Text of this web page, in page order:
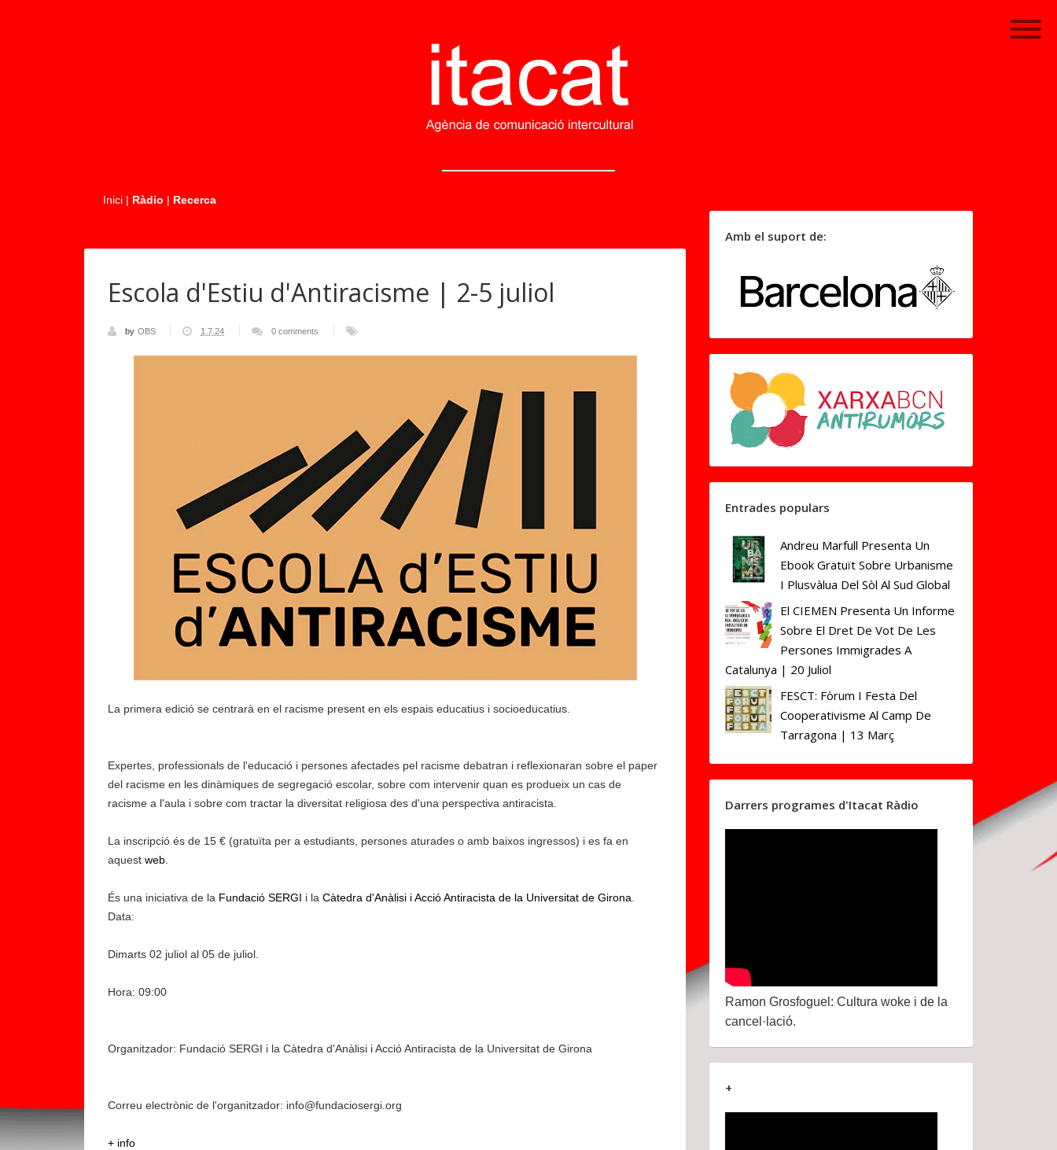
Inici | Ràdio | Recerca
Escola d'Estiu d'Antiracisme | 2-5 juliol
by OBS 1.7.24 0 comments
La primera edició se centrarà en el racisme present en els espais educatius i socioeducatius.
Expertes, professionals de l'educació i persones afectades pel racisme debatran i reflexionaran sobre el paper
del racisme en les dinàmiques de segregació escolar, sobre com intervenir quan es produeix un cas de
racisme a l'aula i sobre com tractar la diversitat religiosa des d'una perspectiva antiracista.
La inscripció és de 15 € (gratuïta per a estudiants, persones aturades o amb baixos ingressos) i es fa en
aquest web
És una iniciativa de la Fundació SERGI i la Càtedra d'Anàlisi i Acció Antiracista de la Universitat de Girona
Data:
Dimarts 02 juliol al 05 de juliol.
Hora: 09:00
Organitzador: Fundació SERGI i la Càtedra d'Anàlisi i Acció Antiracista de la Universitat de Girona
Correu electrònic de l'organitzador: info@fundaciosergi.org
+ info
Amb el suport de:
Entrades populars
Andreu Marfull Presenta Un
Ebook Gratuït Sobre Urbanisme
I Plusvàlua Del Sòl Al Sud Global
El CIEMEN Presenta Un Informe
Sobre El Dret De Vot De Les
Persones Immigrades A
Catalunya | 20 Juliol
FESCT: Fòrum I Festa Del
Cooperativisme Al Camp De
Tarragona | 13 Març
Darrers programes d'Itacat Ràdio
Ramon Grosfoguel: Cultura woke i de la
cancel·lació.
+